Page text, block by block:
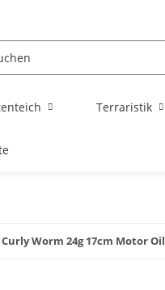
Terraristik
Worm 24g 17cm Motor Oil